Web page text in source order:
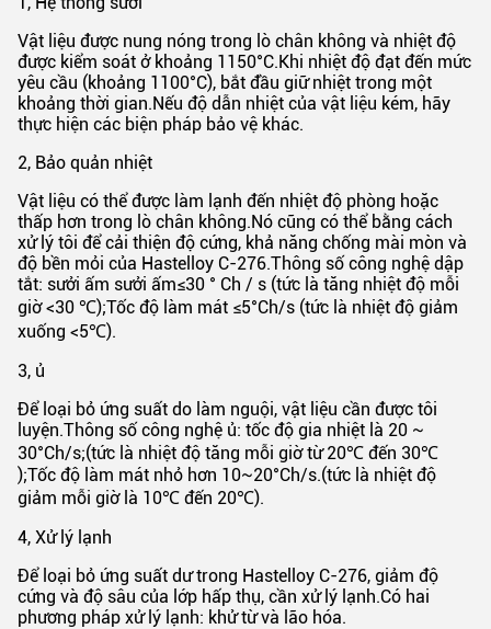
Vật liệu được nung nóng trong lò chân không và nhiệt độ
được kiểm soát ở khoảng 1150°C.Khi nhiệt độ đạt đến mức
yêu cầu (khoảng 1100°C), bắt đầu giữ nhiệt trong một
khoảng thời gian.Nếu độ dẫn nhiệt của vật liệu kém, hãy
thực hiện các biện pháp bảo vệ khác.
2, Bảo quản nhiệt
Vật liệu có thể được làm lạnh đến nhiệt độ phòng hoặc
thấp hơn trong lò chân không.Nó cũng có thể bằng cách
xử lý tôi để cải thiện độ cứng, khả năng chống mài mòn và
độ bền mỏi của Hastelloy C-276.Thông số công nghệ dập
tắt: sưởi ấm sưởi ấm≤30 ° Ch / s (tức là tăng nhiệt độ mỗi
giờ <30 ℃);Tốc độ làm mát ≤5°Ch/s (tức là nhiệt độ giảm
xuống <5℃).
3, ủ
Để loại bỏ ứng suất do làm nguội, vật liệu cần được tôi
luyện.Thông số công nghệ ủ: tốc độ gia nhiệt là 20 ~
30°Ch/s;(tức là nhiệt độ tăng mỗi giờ từ 20℃ đến 30℃
);Tốc độ làm mát nhỏ hơn 10~20°Ch/s.(tức là nhiệt độ
giảm mỗi giờ là 10℃ đến 20℃).
4, Xử lý lạnh
Để loại bỏ ứng suất dư trong Hastelloy C-276, giảm độ
cứng và độ sâu của lớp hấp thụ, cần xử lý lạnh.Có hai
phương pháp xử lý lạnh: khử từ và lão hóa.